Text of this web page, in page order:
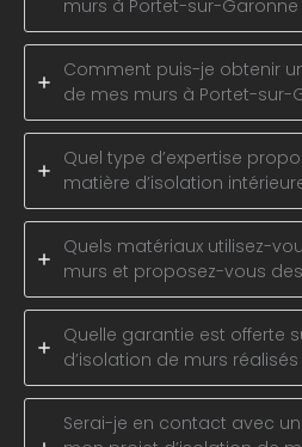
murs à Portet-sur-Garonne
Comment puis-je obtenir
de mes murs à Portet-sur-
Quel type d’expertise
matière d’isolation
Quels matériaux utilisez-
murs et proposez-vous
Quelle garantie est offerte
d’isolation de murs
Serai-je en contact avec